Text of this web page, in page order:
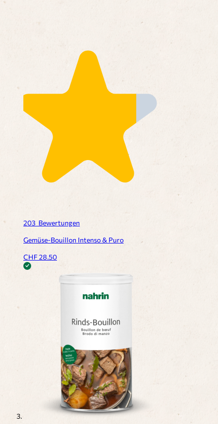
203 Bewertungen
Gemüse-Bouillon Intenso & Puro
CHF28.50